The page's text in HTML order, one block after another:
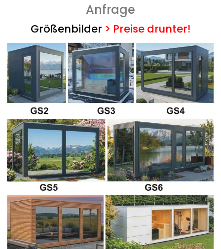
Anfrage
Größenbilder > Preise drunter!